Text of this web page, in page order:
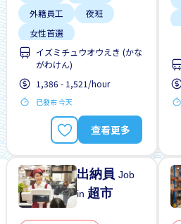
外籍員工
夜班
女性首選
學生簽證首選
支付交通費
每週2-3天
イズミチュウオウえき (かな
がわけん)
1,386 - 1,521/hour
已發布 今天
查看更多
出納員Job
in 超市